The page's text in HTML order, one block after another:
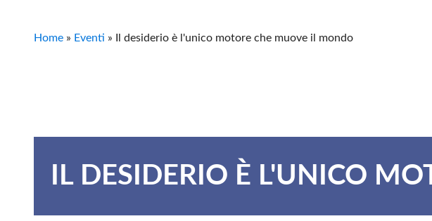
Home » Eventi » Il desiderio è l'unico motore che muove il mondo
IL DESIDERIO È L'UNICO